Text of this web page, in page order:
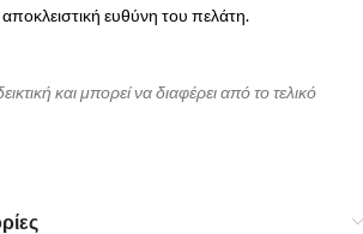
ευθύνη του πελάτη.
και μπορεί να διαφέρει από το τελικό